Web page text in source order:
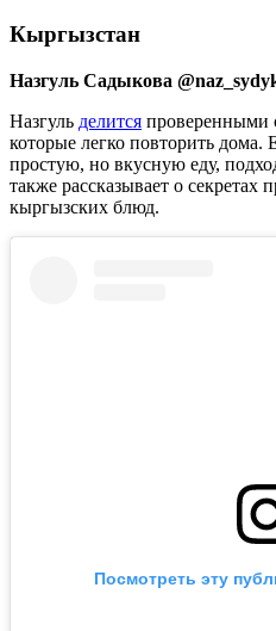
Кыргызстан
Назгуль Садыкова
Назгуль делится проверенными
которые легко повторить дома.
простую, но вкусную еду,
также рассказывает о
кыргызских блюд.
Посмотреть эту